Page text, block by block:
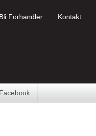
Bli Forhandler Kontakt